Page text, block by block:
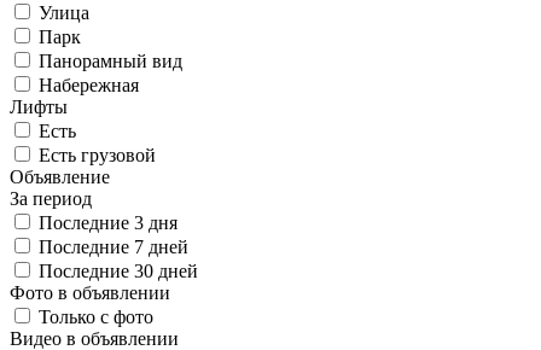
Улица
Парк
Панорамный вид
Набережная
Лифты
Есть
Есть грузовой
Объявление
За период
Последние 3 дня
Последние 7 дней
Последние 30 дней
Фото в объявлении
Только с фото
Видео в объявлении